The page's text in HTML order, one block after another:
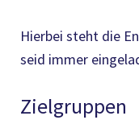
Hierbei steht die
seid immer
Zielgruppen